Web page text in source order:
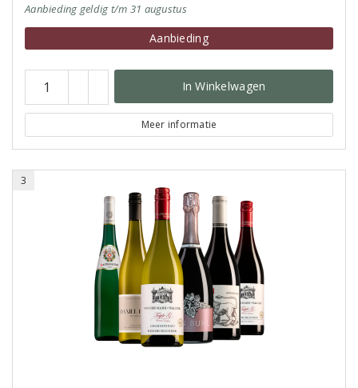
Aanbieding geldig t/m 31 augustus
Aanbieding
In Winkelwagen
Meer informatie
3